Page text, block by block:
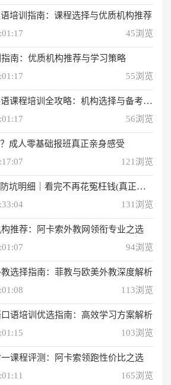
培训指南：课程选择与优质机构推荐
45浏览
南：优质机构推荐与学习策略
55浏览
课程培训全攻略：机构选择与备考指南
56浏览
成人零基础报班真正亲身感受
121浏览
细｜看完不再花冤枉钱(真正的用户反馈)
131浏览
推荐：阿卡索外教网领衔专业之选
94浏览
选择指南：菲教与欧美外教深度解析
113浏览
语培训优选指南：高效学习方案解析
103浏览
课程评测：阿卡索领跑性价比之选
165浏览